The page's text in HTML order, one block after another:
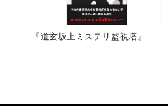
『道玄坂上ミステリ監視塔』